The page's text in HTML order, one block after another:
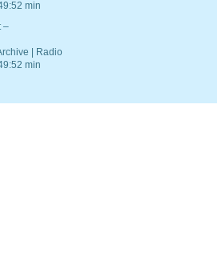
min
–
| Radio
min